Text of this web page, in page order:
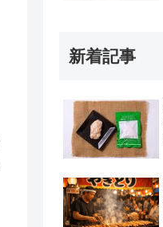
新着記事